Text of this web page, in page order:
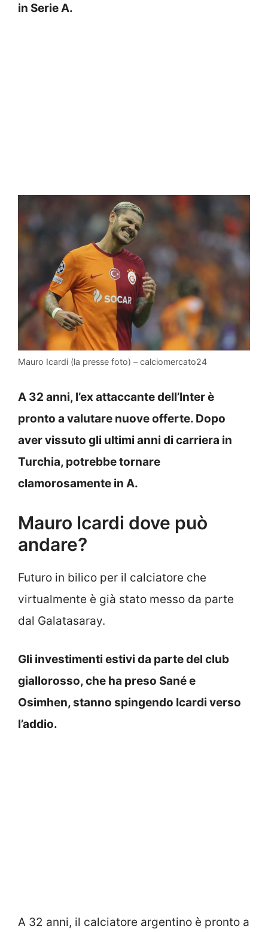
in Serie A.
Mauro Icardi (la presse foto) – calciomercato24
A 32 anni, l’ex attaccante dell’Inter è
pronto a valutare nuove offerte. Dopo
aver vissuto gli ultimi anni di carriera in
Turchia, potrebbe tornare
clamorosamente in A.
Mauro Icardi dove può
andare?
Futuro in bilico per il calciatore che
virtualmente è già stato messo da parte
dal Galatasaray.
Gli investimenti estivi da parte del club
giallorosso, che ha preso Sané e
Osimhen, stanno spingendo Icardi verso
l’addio.
A 32 anni, il calciatore argentino è pronto a